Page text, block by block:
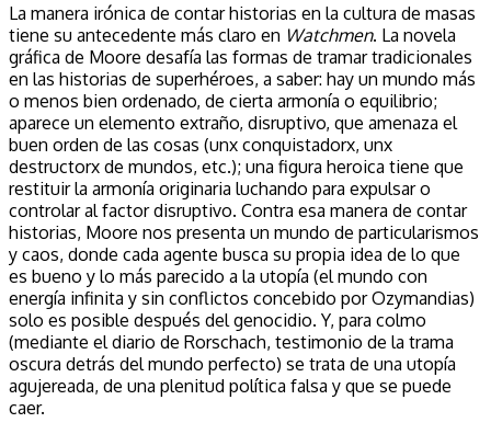
La manera irónica de contar historias en la cultura de masas
tiene su antecedente más claro en Watchmen. La novela
gráfica de Moore desafía las formas de tramar tradicionales
en las historias de superhéroes, a saber: hay un mundo más
o menos bien ordenado, de cierta armonía o equilibrio;
aparece un elemento extraño, disruptivo, que amenaza el
buen orden de las cosas (unx conquistadorx, unx
destructorx de mundos, etc.); una figura heroica tiene que
restituir la armonía originaria luchando para expulsar o
controlar al factor disruptivo. Contra esa manera de contar
historias, Moore nos presenta un mundo de particularismos
y caos, donde cada agente busca su propia idea de lo que
es bueno y lo más parecido a la utopía (el mundo con
energía infinita y sin conflictos concebido por Ozymandias)
solo es posible después del genocidio. Y, para colmo
(mediante el diario de Rorschach, testimonio de la trama
oscura detrás del mundo perfecto) se trata de una utopía
agujereada, de una plenitud política falsa y que se puede
caer.